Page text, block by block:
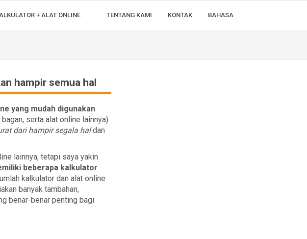
+ ALAT ONLINE TENTANG KAMI KONTAK BAHASA
hampir semua hal
yang mudah digunakan
serta alat online lainnya)
dari hampir segala haldan
lainnya, tetapi saya yakin
beberapa kalkulator
kalkulator dan alat online
banyak tambahan,
benar-benar penting bagi